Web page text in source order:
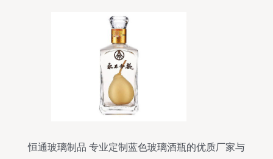
恒通玻璃制品 专业定制蓝色玻璃酒瓶的优质厂家与